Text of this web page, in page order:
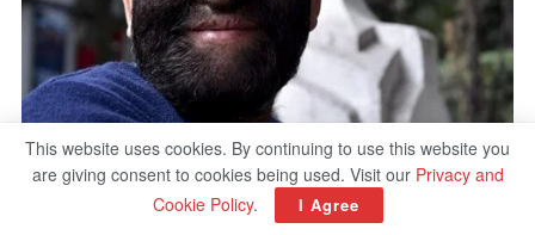
This website uses cookies. By continuing to use this website you
are giving consent to cookies being used. Visit our Privacy and
Cookie Policy. I Agree